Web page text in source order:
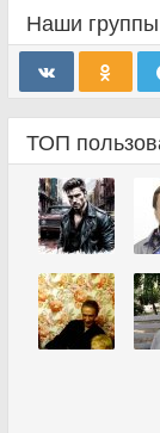
Наши группы
ТОП